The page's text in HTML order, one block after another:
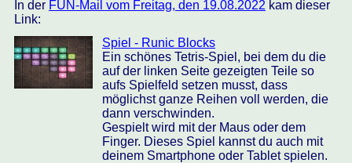
In der FUN-Mail vom Freitag, den 19.08.2022 kam dieser
Link:
Spiel - Runic Blocks
Ein schönes Tetris-Spiel, bei dem du die
auf der linken Seite gezeigten Teile so
aufs Spielfeld setzen musst, dass
möglichst ganze Reihen voll werden, die
dann verschwinden.
Gespielt wird mit der Maus oder dem
Finger. Dieses Spiel kannst du auch mit
deinem Smartphone oder Tablet spielen.